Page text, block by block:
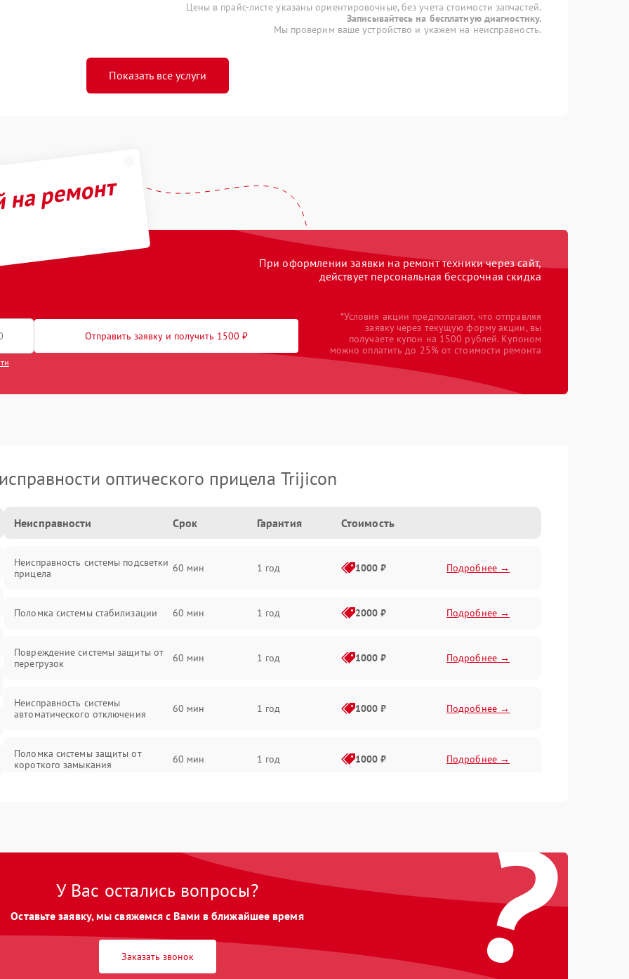
Цены в прайс-листе указаны ориентировочные, без учета стоимости запчастей.
Записывайтесь на бесплатную диагностику.
Мы проверим ваше устройство и укажем на неисправность.
Показать все услуги
ремонт
При оформлении заявки на ремонт техники через сайт,
действует персональная бессрочная скидка
Отправить заявку и получить 1500 ₽
*Условия акции предполагают, что отправляя
заявку через текущую форму акции, вы
получаете купон на 1500 рублей. Купоном
можно оплатить до 25% от стоимости ремонта
оптического прицела Trijicon
Неисправности Срок Гарантия Стоимость
Неисправность системы подсветки
прицела
60 мин 1 год 1000 ₽ Подробнее →
Поломка системы стабилизации 60 мин 1 год 2000 ₽ Подробнее →
Повреждение системы защиты от
перегрузок
60 мин 1 год 1000 ₽ Подробнее →
Неисправность системы
автоматического отключения
60 мин 1 год 1000 ₽ Подробнее →
Поломка системы защиты от
короткого замыкания
60 мин 1 год 1000 ₽ Подробнее →
Неисправность системы защиты от
60 мин Подробнее →
замыкания
60 мин Подробнее →
Неисправность системы защиты от 60 мин 1000 ₽ Подробнее →
?
У Вас остались вопросы?
Оставьте заявку, мы свяжемся с Вами в ближайшее время
Заказать звонок